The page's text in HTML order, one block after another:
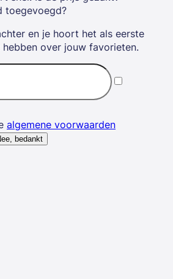
toegevoegd?
en je hoort het als eerste
over jouw favorieten.
algemene voorwaarden
bedankt